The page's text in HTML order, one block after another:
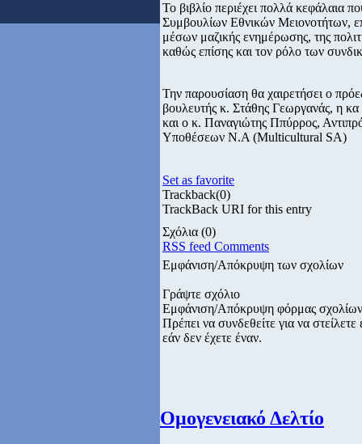
Το βιβλίο περιέχει πολλά κεφάλαια
Συμβουλίων Εθνικών Μειονοτήτων,
μέσων μαζικής ενημέρωσης, της
καθώς επίσης και τον ρόλο των
Την παρουσίαση θα χαιρετήσει ο
βουλευτής κ. Στάθης Γεωργανάς, η
και ο κ. Παναγιώτης Ππύρρος,
Υποθέσεων Ν.Α (Multicultural SA)
Set as favorite
Trackback(0)
TrackBack URI for this entry
Σχόλια (0)
RSS feed Comments
Εμφάνιση/Απόκρυψη των σχολίων
Γράψτε σχόλιο
Εμφάνιση/Απόκρυψη φόρμας σχολίων
Πρέπει να συνδεθείτε για να
εάν δεν έχετε έναν.
Ομογενειακό Δελτίο